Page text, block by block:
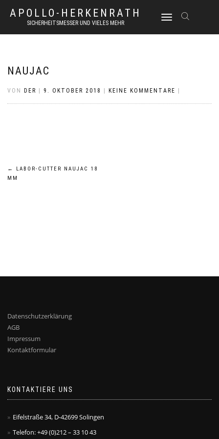
APOLLO-HERKENRATH
SICHERHEITSMESSER UND VIELES MEHR
NAVIGATION
NAUJAC
VON DER 9. OKTOBER 2018 KEINE KOMMENTARE
Beitrags-
←
LABOR-CUTTER NAUJAC 18
MM
Datenschutzerklärung
AGB
Impressum
Kontaktformular
KONTAKTIERE UNS
Eifelstraße 34, D-42699 Solingen
Telefon: +49 (0)212 – 33 10 43